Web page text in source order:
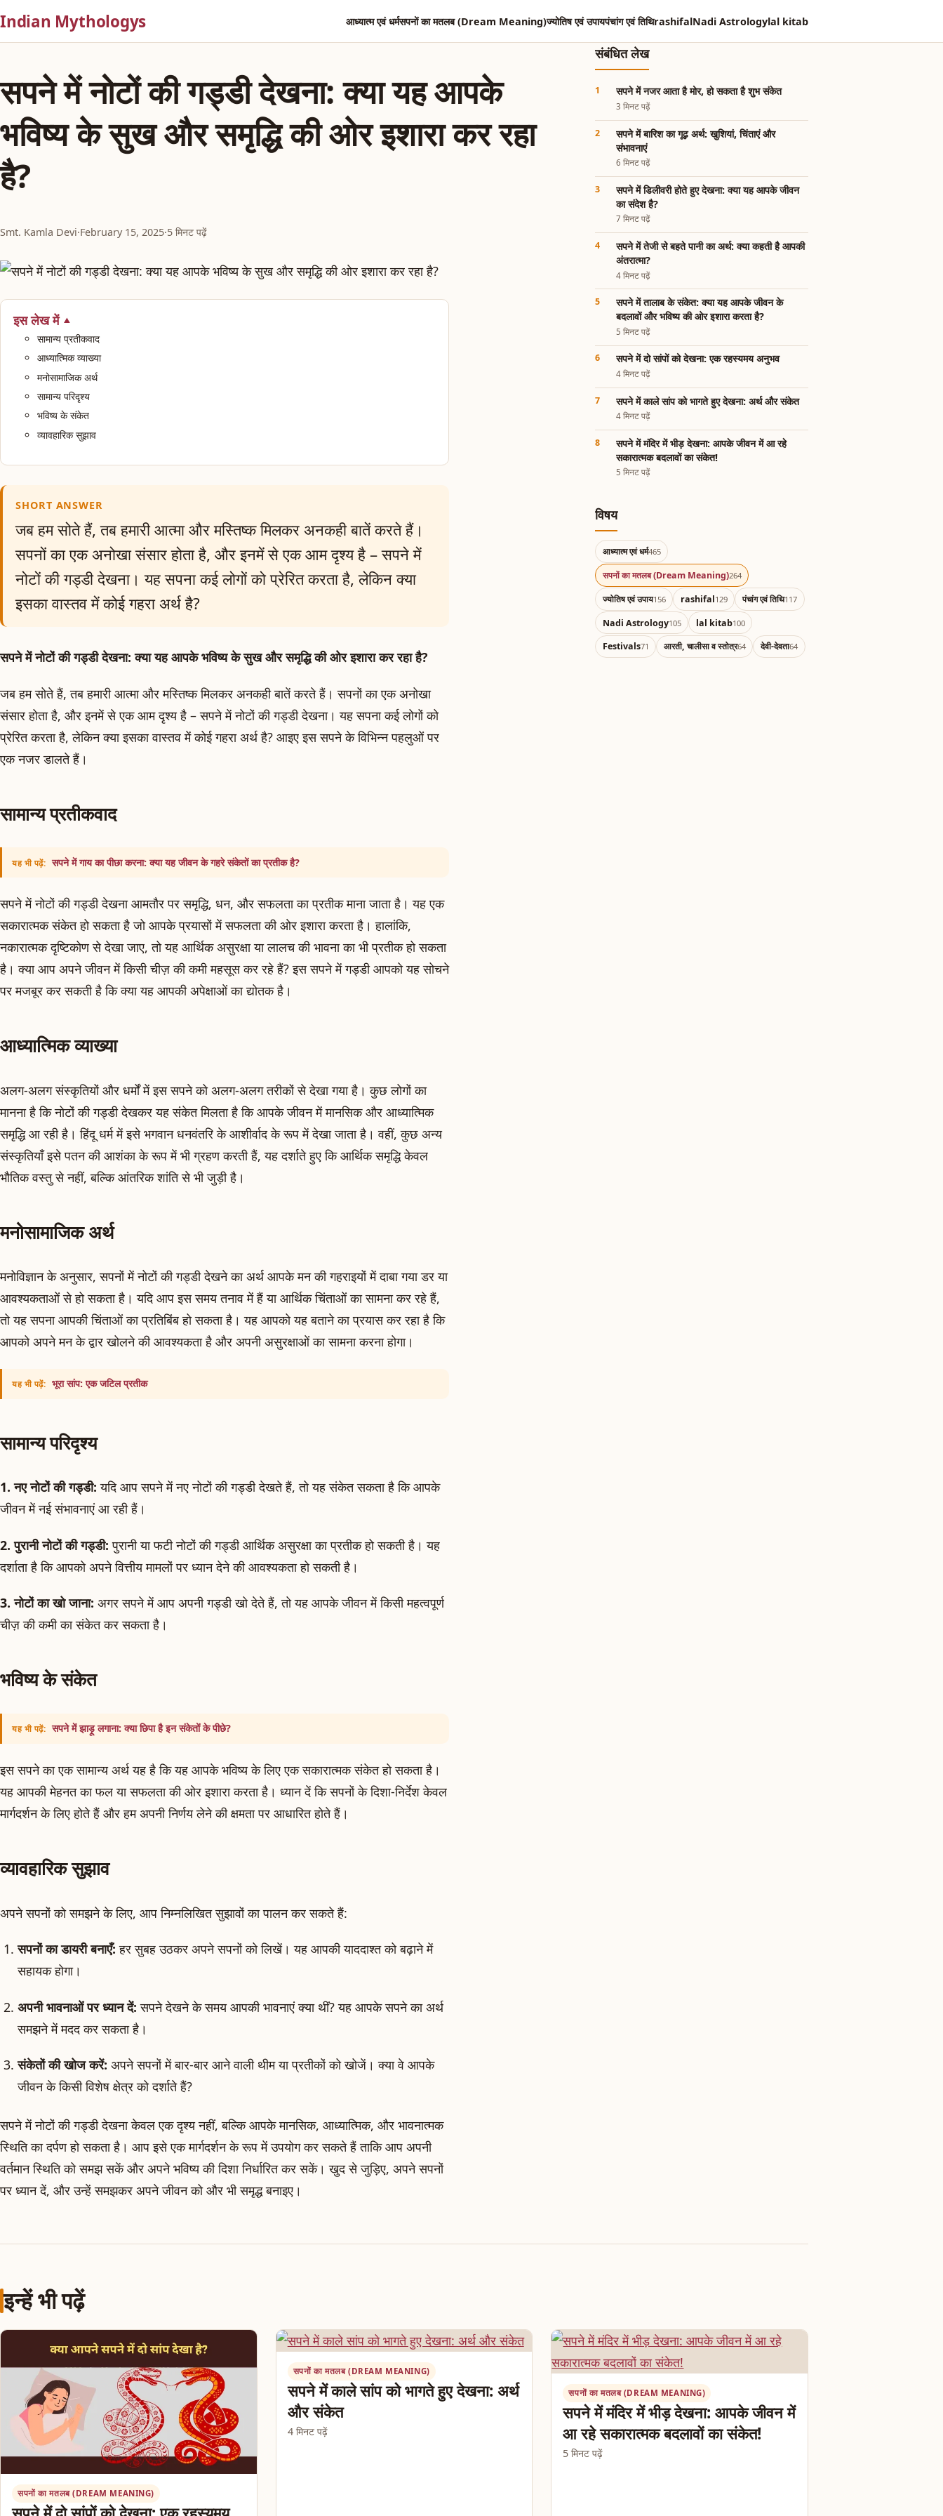
Indian Mythologys आध्यात्म एवं धर्मसपनों का मतलब (Dream Meaning)ज्योतिष एवं उपायपंचांग एवं तिथिrashifalNadi Astrologylal kitab
सपने में नोटों की गड्डी देखना: क्या यह आपके
भविष्य के सुख और समृद्धि की ओर इशारा कर रहा
है?
Smt. Kamla Devi·February 15, 2025·5 मिनट पढ़ें
इस लेख में
सामान्य प्रतीकवाद
आध्यात्मिक व्याख्या
मनोसामाजिक अर्थ
सामान्य परिदृश्य
भविष्य के संकेत
व्यावहारिक सुझाव
SHORT ANSWER
जब हम सोते हैं, तब हमारी आत्मा और मस्तिष्क मिलकर अनकही बातें करते हैं।
सपनों का एक अनोखा संसार होता है, और इनमें से एक आम दृश्य है – सपने में
नोटों की गड्डी देखना। यह सपना कई लोगों को प्रेरित करता है, लेकिन क्या
इसका वास्तव में कोई गहरा अर्थ है?
सपने में नोटों की गड्डी देखना: क्या यह आपके भविष्य के सुख और समृद्धि की ओर इशारा कर रहा है?
जब हम सोते हैं, तब हमारी आत्मा और मस्तिष्क मिलकर अनकही बातें करते हैं। सपनों का एक अनोखा
संसार होता है, और इनमें से एक आम दृश्य है – सपने में नोटों की गड्डी देखना। यह सपना कई लोगों को
प्रेरित करता है, लेकिन क्या इसका वास्तव में कोई गहरा अर्थ है? आइए इस सपने के विभिन्न पहलुओं पर
एक नजर डालते हैं।
सामान्य प्रतीकवाद
यह भी पढ़ें: सपने में गाय का पीछा करना: क्या यह जीवन के गहरे संकेतों का प्रतीक है?
सपने में नोटों की गड्डी देखना आमतौर पर समृद्धि, धन, और सफलता का प्रतीक माना जाता है। यह एक
सकारात्मक संकेत हो सकता है जो आपके प्रयासों में सफलता की ओर इशारा करता है। हालांकि,
नकारात्मक दृष्टिकोण से देखा जाए, तो यह आर्थिक असुरक्षा या लालच की भावना का भी प्रतीक हो सकता
है। क्या आप अपने जीवन में किसी चीज़ की कमी महसूस कर रहे हैं? इस सपने में गड्डी आपको यह सोचने
पर मजबूर कर सकती है कि क्या यह आपकी अपेक्षाओं का द्योतक है।
आध्यात्मिक व्याख्या
अलग-अलग संस्कृतियों और धर्मों में इस सपने को अलग-अलग तरीकों से देखा गया है। कुछ लोगों का
मानना है कि नोटों की गड्डी देखकर यह संकेत मिलता है कि आपके जीवन में मानसिक और आध्यात्मिक
समृद्धि आ रही है। हिंदू धर्म में इसे भगवान धनवंतरि के आशीर्वाद के रूप में देखा जाता है। वहीं, कुछ अन्य
संस्कृतियाँ इसे पतन की आशंका के रूप में भी ग्रहण करती हैं, यह दर्शाते हुए कि आर्थिक समृद्धि केवल
भौतिक वस्तु से नहीं, बल्कि आंतरिक शांति से भी जुड़ी है।
मनोसामाजिक अर्थ
मनोविज्ञान के अनुसार, सपनों में नोटों की गड्डी देखने का अर्थ आपके मन की गहराइयों में दाबा गया डर या
आवश्यकताओं से हो सकता है। यदि आप इस समय तनाव में हैं या आर्थिक चिंताओं का सामना कर रहे हैं,
तो यह सपना आपकी चिंताओं का प्रतिबिंब हो सकता है। यह आपको यह बताने का प्रयास कर रहा है कि
आपको अपने मन के द्वार खोलने की आवश्यकता है और अपनी असुरक्षाओं का सामना करना होगा।
यह भी पढ़ें: भूरा सांप: एक जटिल प्रतीक
सामान्य परिदृश्य
1. नए नोटों की गड्डी: यदि आप सपने में नए नोटों की गड्डी देखते हैं, तो यह संकेत सकता है कि आपके
जीवन में नई संभावनाएं आ रही हैं।
2. पुरानी नोटों की गड्डी: पुरानी या फटी नोटों की गड्डी आर्थिक असुरक्षा का प्रतीक हो सकती है। यह
दर्शाता है कि आपको अपने वित्तीय मामलों पर ध्यान देने की आवश्यकता हो सकती है।
3. नोटों का खो जाना: अगर सपने में आप अपनी गड्डी खो देते हैं, तो यह आपके जीवन में किसी महत्वपूर्ण
चीज़ की कमी का संकेत कर सकता है।
भविष्य के संकेत
यह भी पढ़ें: सपने में झाड़ू लगाना: क्या छिपा है इन संकेतों के पीछे?
इस सपने का एक सामान्य अर्थ यह है कि यह आपके भविष्य के लिए एक सकारात्मक संकेत हो सकता है।
यह आपकी मेहनत का फल या सफलता की ओर इशारा करता है। ध्यान दें कि सपनों के दिशा-निर्देश केवल
मार्गदर्शन के लिए होते हैं और हम अपनी निर्णय लेने की क्षमता पर आधारित होते हैं।
व्यावहारिक सुझाव
अपने सपनों को समझने के लिए, आप निम्नलिखित सुझावों का पालन कर सकते हैं:
सपनों का डायरी बनाएँ: हर सुबह उठकर अपने सपनों को लिखें। यह आपकी याददाश्त को बढ़ाने में
सहायक होगा।
अपनी भावनाओं पर ध्यान दें: सपने देखने के समय आपकी भावनाएं क्या थीं? यह आपके सपने का अर्थ
समझने में मदद कर सकता है।
संकेतों की खोज करें: अपने सपनों में बार-बार आने वाली थीम या प्रतीकों को खोजें। क्या वे आपके
जीवन के किसी विशेष क्षेत्र को दर्शाते हैं?
सपने में नोटों की गड्डी देखना केवल एक दृश्य नहीं, बल्कि आपके मानसिक, आध्यात्मिक, और भावनात्मक
स्थिति का दर्पण हो सकता है। आप इसे एक मार्गदर्शन के रूप में उपयोग कर सकते हैं ताकि आप अपनी
वर्तमान स्थिति को समझ सकें और अपने भविष्य की दिशा निर्धारित कर सकें। खुद से जुड़िए, अपने सपनों
पर ध्यान दें, और उन्हें समझकर अपने जीवन को और भी समृद्ध बनाइए।
संबंधित लेख
सपने में नजर आता है मोर, हो सकता है शुभ संकेत
3 मिनट पढ़ें
सपने में बारिश का गूढ़ अर्थ: खुशियां, चिंताएं और
संभावनाएं
6 मिनट पढ़ें
सपने में डिलीवरी होते हुए देखना: क्या यह आपके जीवन
का संदेश है?
7 मिनट पढ़ें
सपने में तेजी से बहते पानी का अर्थ: क्या कहती है आपकी
अंतरात्मा?
4 मिनट पढ़ें
सपने में तालाब के संकेत: क्या यह आपके जीवन के
बदलावों और भविष्य की ओर इशारा करता है?
5 मिनट पढ़ें
सपने में दो सांपों को देखना: एक रहस्यमय अनुभव
4 मिनट पढ़ें
सपने में काले सांप को भागते हुए देखना: अर्थ और संकेत
4 मिनट पढ़ें
सपने में मंदिर में भीड़ देखना: आपके जीवन में आ रहे
सकारात्मक बदलावों का संकेत!
5 मिनट पढ़ें
विषय
आध्यात्म एवं धर्म465
सपनों का मतलब (Dream Meaning)264
ज्योतिष एवं उपाय156 rashifal129 पंचांग एवं तिथि117
Nadi Astrology105 lal kitab100
Festivals71 आरती, चालीसा व स्तोत्र64 देवी-देवता64
इन्हें भी पढ़ें
सपनों का मतलब (DREAM MEANING)
सपनों का मतलब (DREAM MEANING)
सपने में काले सांप को भागते हुए देखना: अर्थ
और संकेत
4 मिनट पढ़ें
सपनों का मतलब (DREAM MEANING)
सपने में मंदिर में भीड़ देखना: आपके जीवन में
आ रहे सकारात्मक बदलावों का संकेत!
5 मिनट पढ़ें